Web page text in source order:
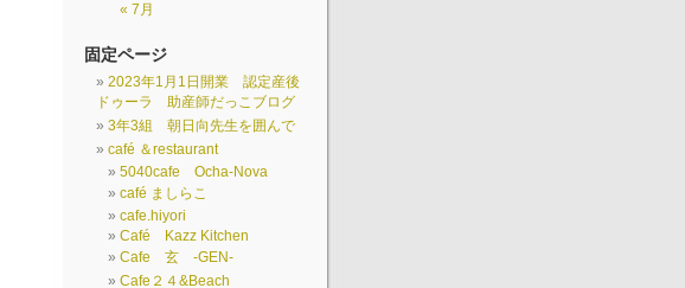
« 7月
固定ページ
2023年1月1日開業 認定産後
ドゥーラ 助産師だっこブログ
3年3組 朝日向先生を囲んで
café ＆restaurant
5040cafe Ocha-Nova
café ましらこ
cafe.hiyori
Café Kazz Kitchen
Cafe 玄 -GEN-
Cafe２４&Beach